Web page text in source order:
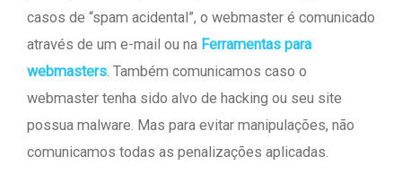
casos de “spam acidental”, o webmaster é comunicado
através de um e-mail ou na Ferramentas para
webmasters . Também comunicamos caso o
webmaster tenha sido alvo de hacking ou seu site
possua malware. Mas para evitar manipulações, não
comunicamos todas as penalizações aplicadas.